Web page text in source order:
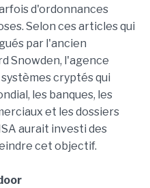
d'ordonnances
Selon ces articles qui
par l'ancien
Snowden, l'agence
cryptés qui
les banques, les
et les dossiers
aurait investi des
cet objectif.